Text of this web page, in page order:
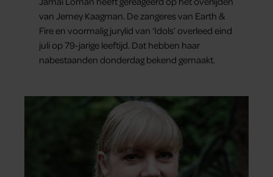
van Jerney Kaagman. De zangeres van Earth &
Fire en voormalig jurylid van ‘Idols’ overleed eind
juli op 79-jarige leeftijd. Dat hebben haar
nabestaanden donderdag bekend gemaakt.